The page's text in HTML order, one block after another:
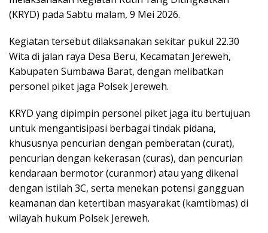
(KRYD) pada Sabtu malam, 9 Mei 2026.
Kegiatan tersebut dilaksanakan sekitar pukul 22.30
Wita di jalan raya Desa Beru, Kecamatan Jereweh,
Kabupaten Sumbawa Barat, dengan melibatkan
personel piket jaga Polsek Jereweh.
KRYD yang dipimpin personel piket jaga itu bertujuan
untuk mengantisipasi berbagai tindak pidana,
khususnya pencurian dengan pemberatan (curat),
pencurian dengan kekerasan (curas), dan pencurian
kendaraan bermotor (curanmor) atau yang dikenal
dengan istilah 3C, serta menekan potensi gangguan
keamanan dan ketertiban masyarakat (kamtibmas) di
wilayah hukum Polsek Jereweh.